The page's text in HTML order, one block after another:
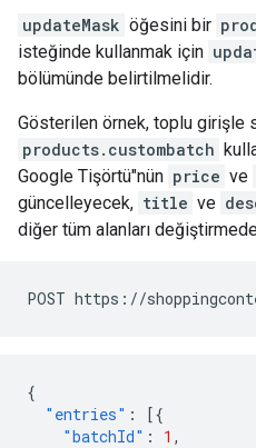
updateMask öğesini bir
isteğinde kullanmak için
bölümünde belirtilmelidir.
Gösterilen örnek, toplu girişle
products.custombatch
Google Tişörtü"nün price ve
güncelleyecek, title ve
diğer tüm alanları
{
"entries" :
[{
"batchId" : 1 ,